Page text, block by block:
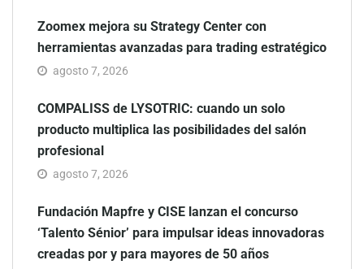
Zoomex mejora su Strategy Center con
herramientas avanzadas para trading estratégico
agosto 7, 2026
COMPALISS de LYSOTRIC: cuando un solo
producto multiplica las posibilidades del salón
profesional
agosto 7, 2026
Fundación Mapfre y CISE lanzan el concurso
‘Talento Sénior’ para impulsar ideas innovadoras
creadas por y para mayores de 50 años